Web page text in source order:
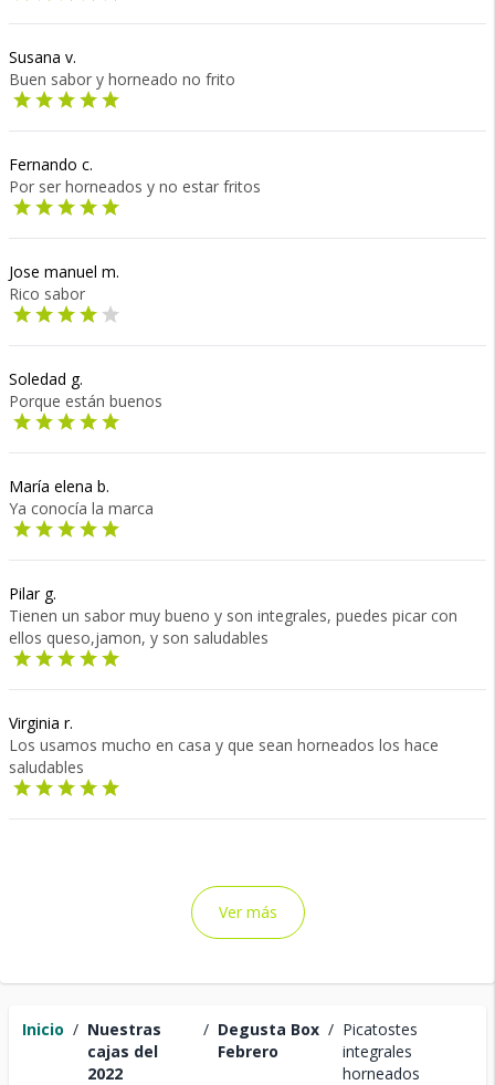
Inicio / Nuestras
cajas del
2022
/ Degusta Box
Febrero
/ Picatostes
integrales
horneados
Susana v.
Buen sabor y horneado no frito
Fernando c.
Por ser horneados y no estar fritos
Jose manuel m.
Rico sabor
Soledad g.
Porque están buenos
María elena b.
Ya conocía la marca
Pilar g.
Tienen un sabor muy bueno y son integrales, puedes picar con
ellos queso,jamon, y son saludables
Virginia r.
Los usamos mucho en casa y que sean horneados los hace
saludables
Ver más